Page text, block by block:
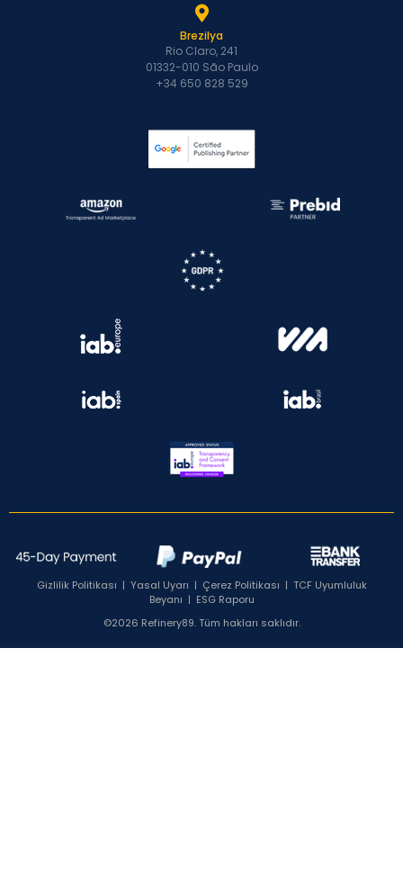
Brezilya
Rio Claro, 241
01332-010 São Paulo
+34 650 828 529
Gizlilik Politikası | Yasal Uyarı | Çerez Politikası | TCF Uyumluluk
Beyanı | ESG Raporu
©2026 Refinery89. Tüm hakları saklıdır.